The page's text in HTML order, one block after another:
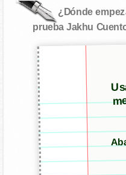
¿Dónde
prueba Jakhu